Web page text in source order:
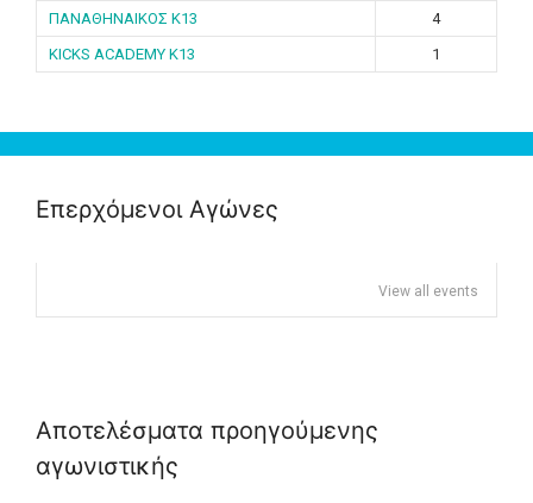
ΠΑΝΑΘΗΝΑΙΚΟΣ K13
4
KICKS ACADEMY K13
1
Επερχόμενοι Αγώνες
View all events
Αποτελέσματα προηγούμενης
αγωνιστικής